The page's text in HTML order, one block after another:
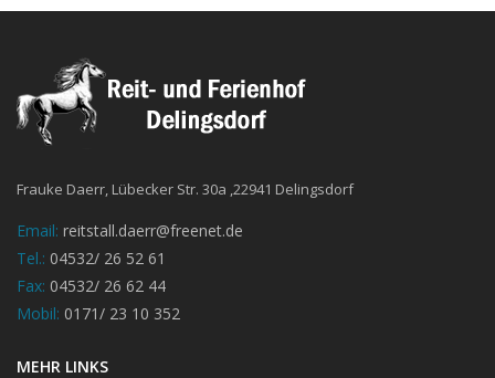
Frauke Daerr, Lübecker Str. 30a ,22941 Delingsdorf
Email: reitstall.daerr@freenet.de
Tel.: 04532/ 26 52 61
Fax: 04532/ 26 62 44
Mobil: 0171/ 23 10 352
MEHR LINKS